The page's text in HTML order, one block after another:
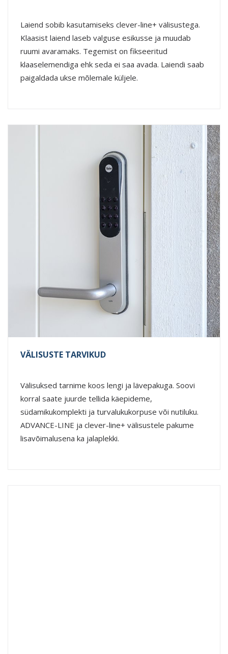
Laiend sobib kasutamiseks clever-line+ välisustega.
Klaasist laiend laseb valguse esikusse ja muudab
ruumi avaramaks. Tegemist on fikseeritud
klaaselemendiga ehk seda ei saa avada. Laiendi saab
paigaldada ukse mõlemale küljele.
VÄLISUSTE TARVIKUD
Välisuksed tarnime koos lengi ja lävepakuga. Soovi
korral saate juurde tellida käepideme,
südamikukomplekti ja turvalukukorpuse või nutiluku.
ADVANCE-LINE ja clever-line+ välisustele pakume
lisavõimalusena ka jalaplekki.